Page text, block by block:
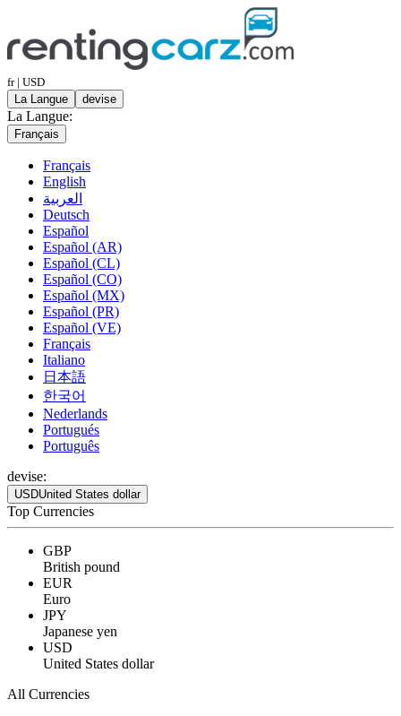
fr | USD
La Langue
devise
La Langue:
Français
Français
English
العربية
Deutsch
Español
Español (AR)
Español (CL)
Español (CO)
Español (MX)
Español (PR)
Español (VE)
Français
Italiano
日本語
한국어
Nederlands
Portugués
Português
devise:
USDUnited States dollar
Top Currencies
GBP
British pound
EUR
Euro
JPY
Japanese yen
USD
United States dollar
All Currencies